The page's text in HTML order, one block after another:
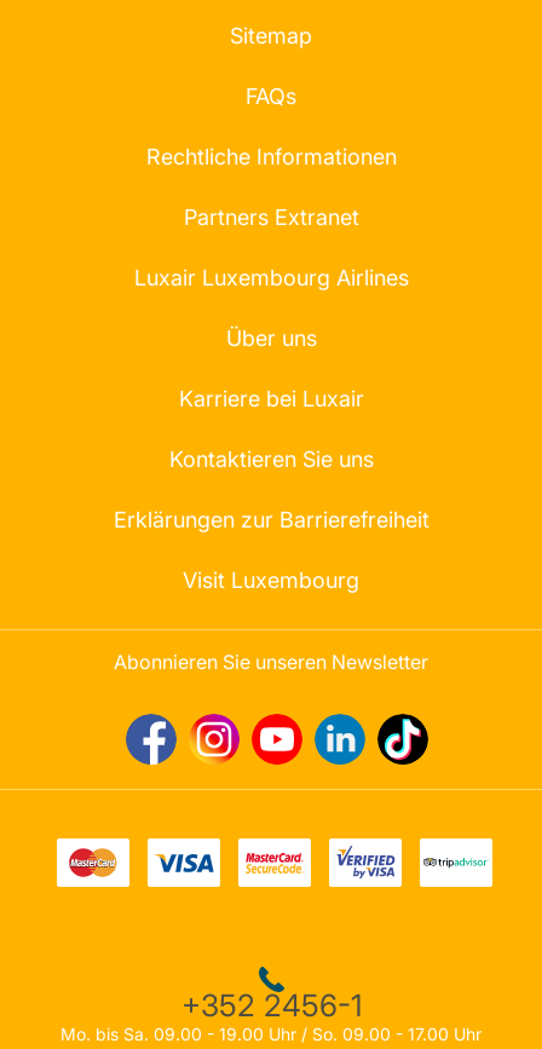
Sitemap
FAQs
Rechtliche Informationen
Partners Extranet
Luxair Luxembourg Airlines
Über uns
Karriere bei Luxair
Kontaktieren Sie uns
Erklärungen zur Barrierefreiheit
Visit Luxembourg
Abonnieren Sie unseren Newsletter
+352 2456-1
Mo. bis Sa. 09.00 - 19.00 Uhr / So. 09.00 - 17.00 Uhr